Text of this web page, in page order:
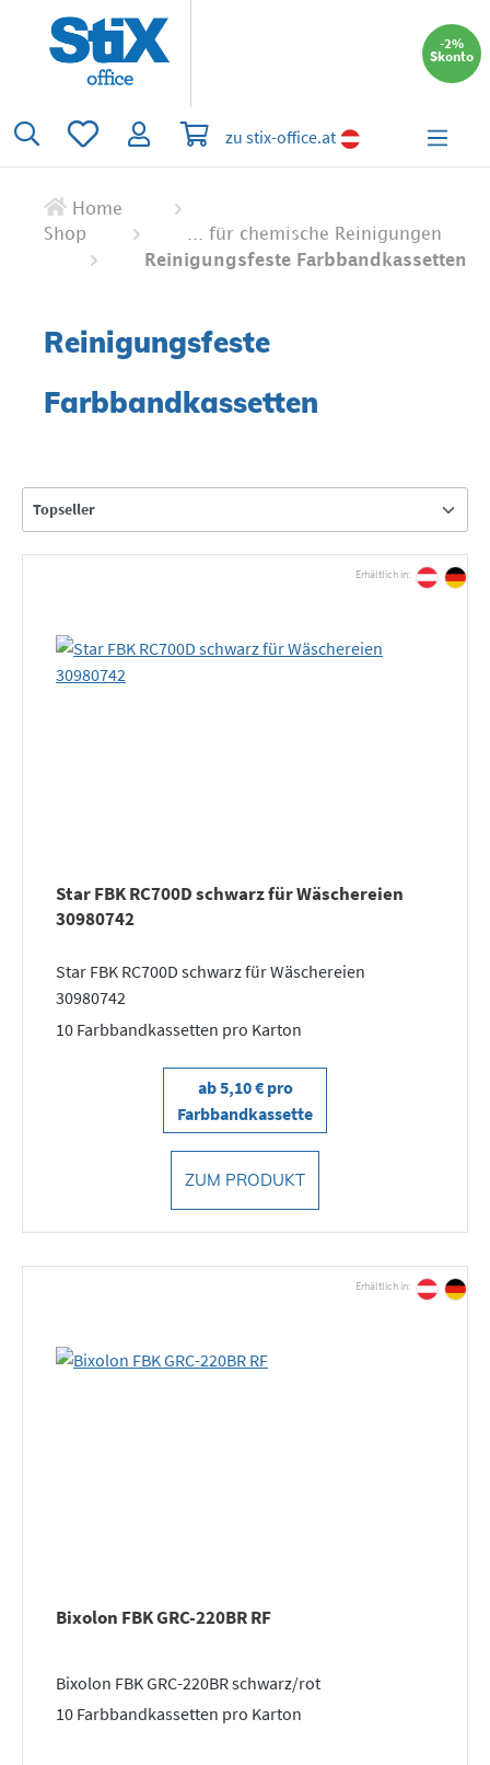
springen
-2%
Skonto
Du hast 0 Produkte auf dem Merkzettel
Warenkorb enthält 0 Positionen. Der
zu stix-office.at
Home
Shop
... für chemische Reinigungen
Reinigungsfeste Farbbandkassetten
Reinigungsfeste
Farbbandkassetten
Erhältlich in:
Star FBK RC700D schwarz für Wäschereien
30980742
Star FBK RC700D schwarz für Wäschereien
30980742
10 Farbbandkassetten pro Karton
ab 5,10 € pro
Farbbandkassette
ZUM PRODUKT
Erhältlich in:
Bixolon FBK GRC-220BR RF
Bixolon FBK GRC-220BR schwarz/rot
10 Farbbandkassetten pro Karton